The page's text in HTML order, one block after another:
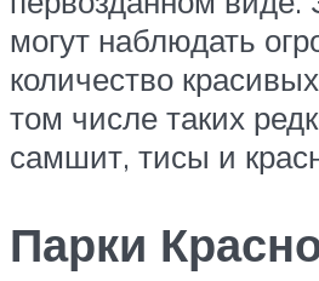
могут наблюдать
количество
том числе таких
самшит, тисы и
Парки